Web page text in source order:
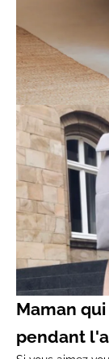
Maman
pendant